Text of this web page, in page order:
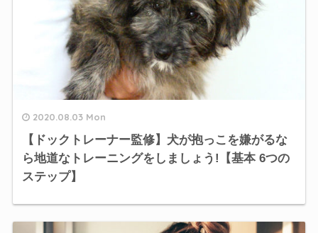
2020.08.03 Mon
【ドックトレーナー監修】犬が抱っこを嫌がるな
ら地道なトレーニングをしましょう!【基本 6つの
ステップ】